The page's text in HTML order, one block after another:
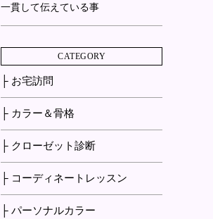
一貫して伝えている事
CATEGORY
├ お宅訪問
├ カラー＆骨格
├ クローゼット診断
├ コーディネートレッスン
├ パーソナルカラー